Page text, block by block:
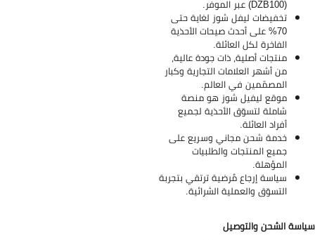
تخفيضات ليفل شوز لغاية حتى
70% على أحدث صيحات الأحذية
الفاخرة لكل العائلة.
منتجات أصلية، ذات جودة عالية،
من أشهر العلامات التجارية وكبار
المصمّمين في العالم.
موقع ليفيل شوز هو منصة
شاملة لتسوّق الأحذية لجميع
أفراد العائلة.
خدمة شحن مجاني وسريع على
جميع المنتجات والطلبيات
المؤهلة.
سياسة إرجاع مُرضية ترتقي بتجربة
التسوّق والعملية الشرائية.
الشحن والتوصيل